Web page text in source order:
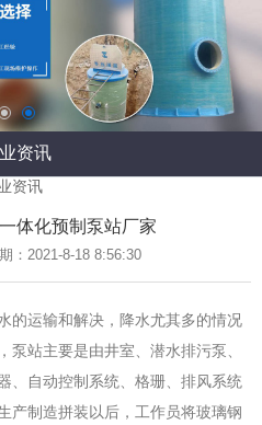
资讯
资讯
体化预制泵站厂家
：2021-8-18 8:56:30
的运输和解决，降水尤其多的情况
站主要是由井室、潜水排污泵、
、自动控制系统、格珊、排风系统
产制造拼装以后，工作员将玻璃钢